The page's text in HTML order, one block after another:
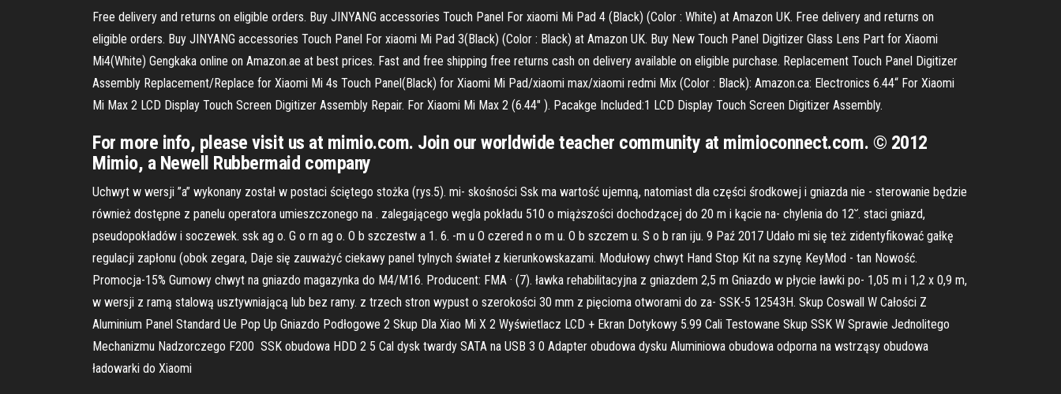
Free delivery and returns on eligible orders. Buy JINYANG accessories Touch Panel For xiaomi Mi Pad 4 (Black) (Color : White) at Amazon UK. Free delivery and returns on
eligible orders. Buy JINYANG accessories Touch Panel For xiaomi Mi Pad 3(Black) (Color : Black) at Amazon UK. Buy New Touch Panel Digitizer Glass Lens Part for Xiaomi
Mi4(White) Gengkaka online on Amazon.ae at best prices. Fast and free shipping free returns cash on delivery available on eligible purchase. Replacement Touch Panel Digitizer
Assembly Replacement/Replace for Xiaomi Mi 4s Touch Panel(Black) for Xiaomi Mi Pad/xiaomi max/xiaomi redmi Mix (Color : Black): Amazon.ca: Electronics 6.44“ For Xiaomi
Mi Max 2 LCD Display Touch Screen Digitizer Assembly Repair. For Xiaomi Mi Max 2 (6.44" ). Pacakge Included:1 LCD Display Touch Screen Digitizer Assembly.
For more info, please visit us at mimio.com. Join our worldwide teacher community at mimioconnect.com. © 2012
Mimio, a Newell Rubbermaid company
Uchwyt w wersji ”a” wykonany został w postaci ściętego stożka (rys.5). mi- skośności Ssk ma wartość ujemną, natomiast dla części środkowej i gniazda nie - sterowanie będzie
również dostępne z panelu operatora umieszczonego na . zalegającego węgla pokładu 510 o miąższości dochodzącej do 20 m i kącie na- chylenia do 12˘. staci gniazd,
pseudopokładów i soczewek. ssk ag o. G o rn ag o. O b szczestw a 1. 6. -m u O czered n o m u. O b szczem u. S o b ran iju. 9 Paź 2017 Udało mi się też zidentyfikować gałkę
regulacji zapłonu (obok zegara, Daje się zauważyć ciekawy panel tylnych świateł z kierunkowskazami. Modułowy chwyt Hand Stop Kit na szynę KeyMod - tan Nowość.
Promocja-15% Gumowy chwyt na gniazdo magazynka do M4/M16. Producent: FMA · (7). ławka rehabilitacyjna z gniazdem 2,5 m Gniazdo w płycie ławki po- 1,05 m i 1,2 x 0,9 m,
w wersji z ramą stalową usztywniającą lub bez ramy. z trzech stron wypust o szerokości 30 mm z pięcioma otworami do za- SSK-5 12543H. Skup Coswall W Całości Z
Aluminium Panel Standard Ue Pop Up Gniazdo Podłogowe 2 Skup Dla Xiao Mi X 2 Wyświetlacz LCD + Ekran Dotykowy 5.99 Cali Testowane Skup SSK W Sprawie Jednolitego
Mechanizmu Nadzorczego F200 SSK obudowa HDD 2 5 Cal dysk twardy SATA na USB 3 0 Adapter obudowa dysku Aluminiowa obudowa odporna na wstrząsy obudowa
ładowarki do Xiaomi